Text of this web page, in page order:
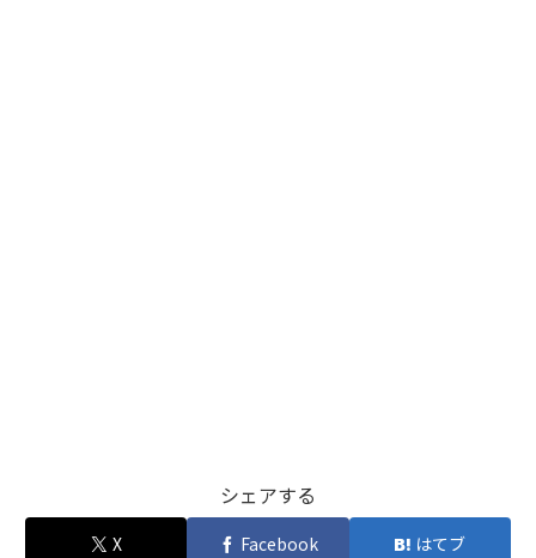
シェアする
X Facebook はてブ